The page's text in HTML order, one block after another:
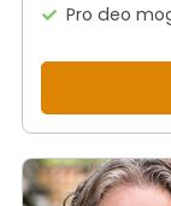
Pro deo